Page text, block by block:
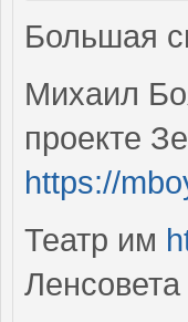
Большая
Михаил
проекте
https://
Театр им
Ленсовета